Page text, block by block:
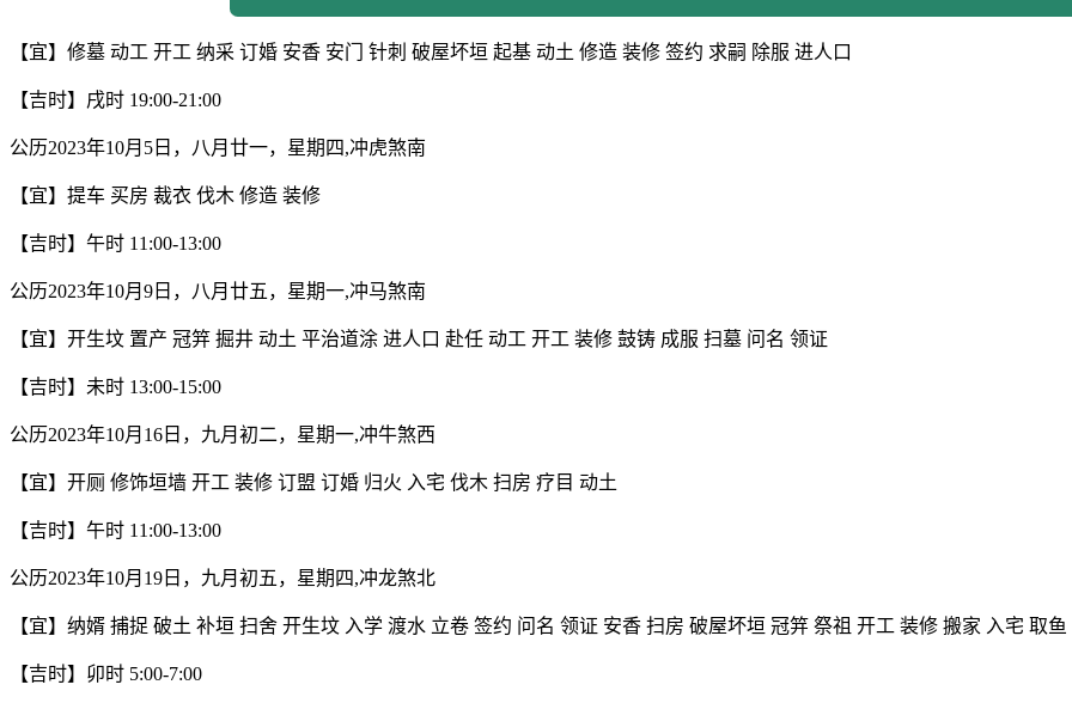
【宜】修墓 动工 开工 纳采 订婚 安香 安门 针刺 破屋坏垣 起基 动土 修造 装修 签约 求嗣 除服 进人口
【吉时】戌时 19:00-21:00
公历2023年10月5日，八月廿一，星期四,冲虎煞南
【宜】提车 买房 裁衣 伐木 修造 装修
【吉时】午时 11:00-13:00
公历2023年10月9日，八月廿五，星期一,冲马煞南
【宜】开生坟 置产 冠笄 掘井 动土 平治道涂 进人口 赴任 动工 开工 装修 鼓铸 成服 扫墓 问名 领证
【吉时】未时 13:00-15:00
公历2023年10月16日，九月初二，星期一,冲牛煞西
【宜】开厕 修饰垣墙 开工 装修 订盟 订婚 归火 入宅 伐木 扫房 疗目 动土
【吉时】午时 11:00-13:00
公历2023年10月19日，九月初五，星期四,冲龙煞北
【宜】纳婿 捕捉 破土 补垣 扫舍 开生坟 入学 渡水 立卷 签约 问名 领证 安香 扫房 破屋坏垣 冠笄 祭祖 开工 装修 搬家 入宅 取鱼
【吉时】卯时 5:00-7:00